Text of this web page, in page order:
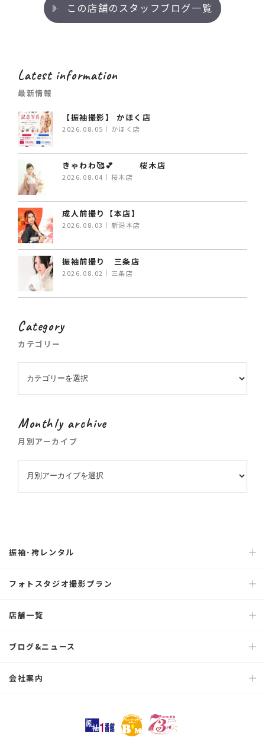
この店舗のスタッフブログ一覧
Latest information
最新情報
【振袖撮影】 かほく店
2026.08.05｜かほく店
きゃわわ🥰💕 桜木店
2026.08.04｜桜木店
成人前撮り【本店】
2026.08.03｜新潟本店
振袖前撮り 三条店
2026.08.02｜三条店
Category
カテゴリー
Monthly archive
月別アーカイブ
振袖･袴レンタル
フォトスタジオ撮影プラン
店舗一覧
ブログ&ニュース
会社案内